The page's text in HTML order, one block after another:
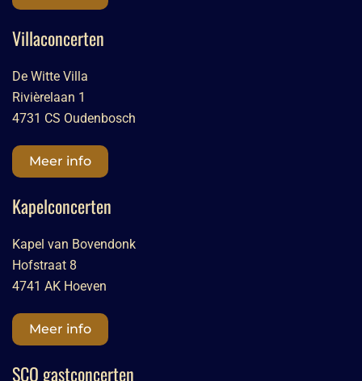
Villaconcerten
De Witte Villa
Rivièrelaan 1
4731 CS Oudenbosch
Meer info
Kapelconcerten
Kapel van Bovendonk
Hofstraat 8
4741 AK Hoeven
Meer info
SCO gastconcerten